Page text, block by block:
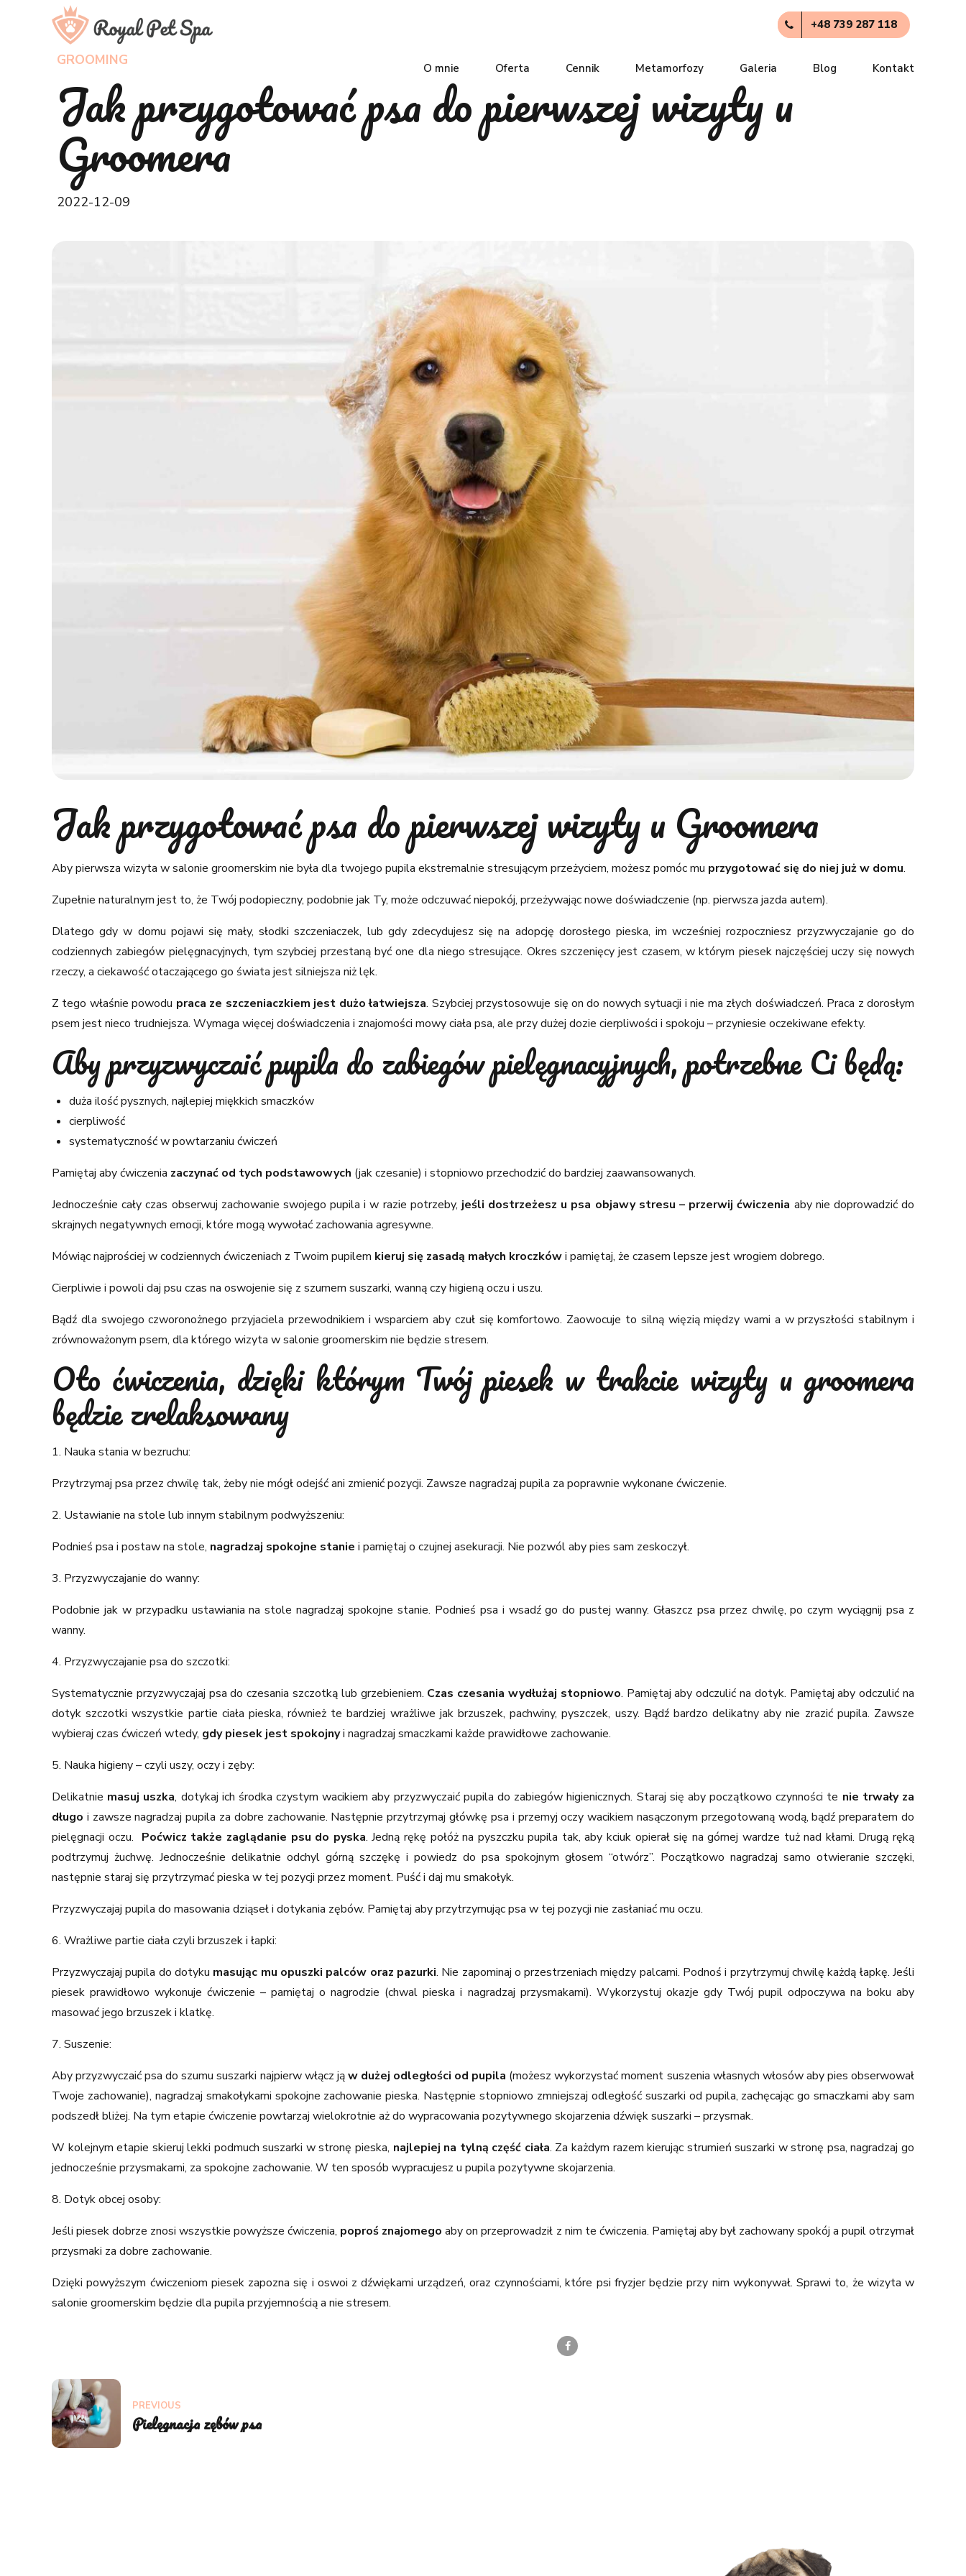
+48 739 287 118
O mnie Oferta Cennik Metamorfozy Galeria Blog Kontakt
GROOMING
Jak przygotować psa do pierwszej wizyty u
Groomera
2022-12-09
Jak przygotować psa do pierwszej wizyty u Groomera
Aby pierwsza wizyta w salonie groomerskim nie była dla twojego pupila ekstremalnie stresującym przeżyciem, możesz pomóc mu przygotować się do niej już w domu.
Zupełnie naturalnym jest to, że Twój podopieczny, podobnie jak Ty, może odczuwać niepokój, przeżywając nowe doświadczenie (np. pierwsza jazda autem).
Dlatego gdy w domu pojawi się mały, słodki szczeniaczek, lub gdy zdecydujesz się na adopcję dorosłego pieska, im wcześniej rozpoczniesz przyzwyczajanie go do
codziennych zabiegów pielęgnacyjnych, tym szybciej przestaną być one dla niego stresujące. Okres szczenięcy jest czasem, w którym piesek najczęściej uczy się nowych
rzeczy, a ciekawość otaczającego go świata jest silniejsza niż lęk.
Z tego właśnie powodu praca ze szczeniaczkiem jest dużo łatwiejsza. Szybciej przystosowuje się on do nowych sytuacji i nie ma złych doświadczeń. Praca z dorosłym
psem jest nieco trudniejsza. Wymaga więcej doświadczenia i znajomości mowy ciała psa, ale przy dużej dozie cierpliwości i spokoju – przyniesie oczekiwane efekty.
Aby przyzwyczaić pupila do zabiegów pielęgnacyjnych, potrzebne Ci będą:
duża ilość pysznych, najlepiej miękkich smaczków
cierpliwość
systematyczność w powtarzaniu ćwiczeń
Pamiętaj aby ćwiczenia zaczynać od tych podstawowych (jak czesanie) i stopniowo przechodzić do bardziej zaawansowanych.
Jednocześnie cały czas obserwuj zachowanie swojego pupila i w razie potrzeby, jeśli dostrzeżesz u psa objawy stresu – przerwij ćwiczenia aby nie doprowadzić do
skrajnych negatywnych emocji, które mogą wywołać zachowania agresywne.
Mówiąc najprościej w codziennych ćwiczeniach z Twoim pupilem kieruj się zasadą małych kroczkówi pamiętaj, że czasem lepsze jest wrogiem dobrego.
Cierpliwie i powoli daj psu czas na oswojenie się z szumem suszarki, wanną czy higieną oczu i uszu.
Bądź dla swojego czworonożnego przyjaciela przewodnikiem i wsparciem aby czuł się komfortowo. Zaowocuje to silną więzią między wami a w przyszłości stabilnym i
zrównoważonym psem, dla którego wizyta w salonie groomerskim nie będzie stresem.
Oto ćwiczenia, dzięki którym Twój piesek w trakcie wizyty u groomera
będzie zrelaksowany
1. Nauka stania w bezruchu:
Przytrzymaj psa przez chwilę tak, żeby nie mógł odejść ani zmienić pozycji. Zawsze nagradzaj pupila za poprawnie wykonane ćwiczenie.
2. Ustawianie na stole lub innym stabilnym podwyższeniu:
Podnieś psa i postaw na stole, nagradzaj spokojne stanie i pamiętaj o czujnej asekuracji. Nie pozwól aby pies sam zeskoczył.
3. Przyzwyczajanie do wanny:
Podobnie jak w przypadku ustawiania na stole nagradzaj spokojne stanie. Podnieś psa i wsadź go do pustej wanny. Głaszcz psa przez chwilę, po czym wyciągnij psa z
wanny.
4. Przyzwyczajanie psa do szczotki:
Systematycznie przyzwyczajaj psa do czesania szczotką lub grzebieniem. Czas czesania wydłużaj stopniowo. Pamiętaj aby odczulić na dotyk. Pamiętaj aby odczulić na
dotyk szczotki wszystkie partie ciała pieska, również te bardziej wrażliwe jak brzuszek, pachwiny, pyszczek, uszy. Bądź bardzo delikatny aby nie zrazić pupila. Zawsze
wybieraj czas ćwiczeń wtedy, gdy piesek jest spokojnyi nagradzaj smaczkami każde prawidłowe zachowanie.
5. Nauka higieny – czyli uszy, oczy i zęby:
Delikatnie masuj uszka, dotykaj ich środka czystym wacikiem aby przyzwyczaić pupila do zabiegów higienicznych. Staraj się aby początkowo czynności te nie trwały za
długo i zawsze nagradzaj pupila za dobre zachowanie. Następnie przytrzymaj główkę psa i przemyj oczy wacikiem nasączonym przegotowaną wodą, bądź preparatem do
pielęgnacji oczu. Poćwicz także zaglądanie psu do pyska. Jedną rękę połóż na pyszczku pupila tak, aby kciuk opierał się na górnej wardze tuż nad kłami. Drugą ręką
podtrzymuj żuchwę. Jednocześnie delikatnie odchyl górną szczękę i powiedz do psa spokojnym głosem “otwórz”. Początkowo nagradzaj samo otwieranie szczęki,
następnie staraj się przytrzymać pieska w tej pozycji przez moment. Puść i daj mu smakołyk.
Przyzwyczajaj pupila do masowania dziąseł i dotykania zębów. Pamiętaj aby przytrzymując psa w tej pozycji nie zasłaniać mu oczu.
6. Wrażliwe partie ciała czyli brzuszek i łapki:
Przyzwyczajaj pupila do dotyku masując mu opuszki palców oraz pazurki. Nie zapominaj o przestrzeniach między palcami. Podnoś i przytrzymuj chwilę każdą łapkę. Jeśli
piesek prawidłowo wykonuje ćwiczenie – pamiętaj o nagrodzie (chwal pieska i nagradzaj przysmakami). Wykorzystuj okazje gdy Twój pupil odpoczywa na boku aby
masować jego brzuszek i klatkę.
7. Suszenie:
Aby przyzwyczaić psa do szumu suszarki najpierw włącz jąw dużej odległości od pupila (możesz wykorzystać moment suszenia własnych włosów aby pies obserwował
Twoje zachowanie), nagradzaj smakołykami spokojne zachowanie pieska. Następnie stopniowo zmniejszaj odległość suszarki od pupila, zachęcając go smaczkami aby sam
podszedł bliżej. Na tym etapie ćwiczenie powtarzaj wielokrotnie aż do wypracowania pozytywnego skojarzenia dźwięk suszarki – przysmak.
W kolejnym etapie skieruj lekki podmuch suszarki w stronę pieska, najlepiej na tylną część ciała. Za każdym razem kierując strumień suszarki w stronę psa, nagradzaj go
jednocześnie przysmakami, za spokojne zachowanie. W ten sposób wypracujesz u pupila pozytywne skojarzenia.
8. Dotyk obcej osoby:
Jeśli piesek dobrze znosi wszystkie powyższe ćwiczenia, poproś znajomego aby on przeprowadził z nim te ćwiczenia. Pamiętaj aby był zachowany spokój a pupil otrzymał
przysmaki za dobre zachowanie.
Dzięki powyższym ćwiczeniom piesek zapozna się i oswoi z dźwiękami urządzeń, oraz czynnościami, które psi fryzjer będzie przy nim wykonywał. Sprawi to, że wizyta w
salonie groomerskim będzie dla pupila przyjemnością a nie stresem.
PREVIOUS
Pielęgnacja zębów psa